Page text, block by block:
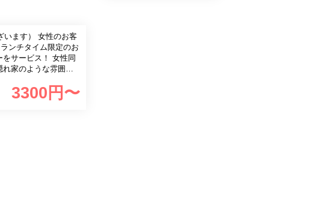
います） 女性のお客
ンチタイム限定のお
サービス！ 女性同
3300 円〜